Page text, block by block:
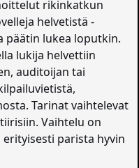
rikinkatkun
helvetistä -
päätin lukea loputkin.
lukija helvettiin
auditoijan tai
Tarinat vaihtelevat
Vaihtelu on
parista hyvin